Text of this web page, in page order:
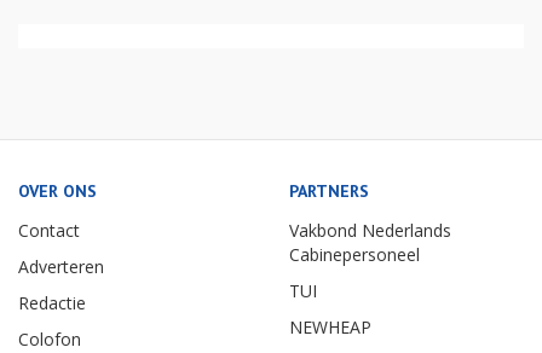
OVER ONS
Contact
Adverteren
Redactie
Colofon
PARTNERS
Vakbond Nederlands
Cabinepersoneel
TUI
NEWHEAP